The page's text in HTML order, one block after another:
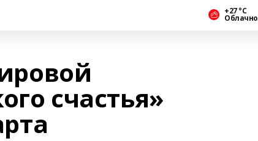
+27 °С
Облачно
счастья»